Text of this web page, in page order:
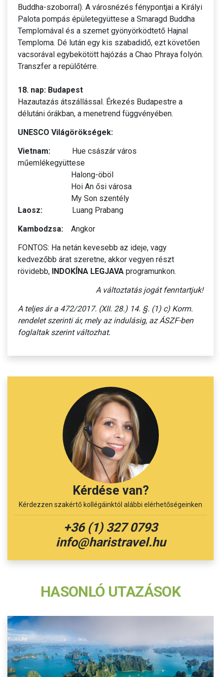
Kérdése van?
Kérdezzen szakértő kollégáinktól alábbi elérhetőségeinken
+36 (1) 327 0793
info@haristravel.hu
Buddha-szoborral). A városnézés fénypontjai a Királyi
Palota pompás épületegyüttese a Smaragd Buddha
Templomával és a szemet gyönyörködtető Hajnal
Temploma. Dé lután egy kis szabadidő, ezt követően
vacsorával egybekötött hajózás a Chao Phraya folyón.
Transzfer a repülőtérre.
18. nap: Budapest
Hazautazás átszállással. Érkezés Budapestre a
délutáni órákban, a menetrend függvényében.
UNESCO Világörökségek:
Vietnam: Hue császár város
műemlékegyüttese
Halong-öböl
Hoi An ősi városa
My Son szentély
Laosz: Luang Prabang
Kambodzsa: Angkor
FONTOS: Ha netán kevesebb az ideje, vagy
kedvezőbb árat szeretne, akkor vegyen részt
rövidebb, INDOKÍNA LEGJAVA programunkon.
A változtatás jogát fenntartjuk!
A teljes ár a 472/2017. (XII. 28.) 14. §. (1) c) Korm.
rendelet szerinti ár, mely az indulásig, az ÁSZF-ben
foglaltak szerint változhat.
HASONLÓ UTAZÁSOK